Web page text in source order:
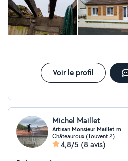
Voir le profil
Michel Maillet
Artisan Monsieur Maillet m
Châteauroux (Touvent 2)
4,8/5 (8 avis)